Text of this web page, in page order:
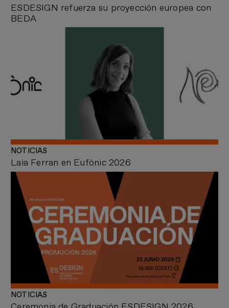
ESDESIGN refuerza su proyección europea con
BEDA
Laia Ferran en Eufònic 2026
NOTICIAS
NOTICIAS